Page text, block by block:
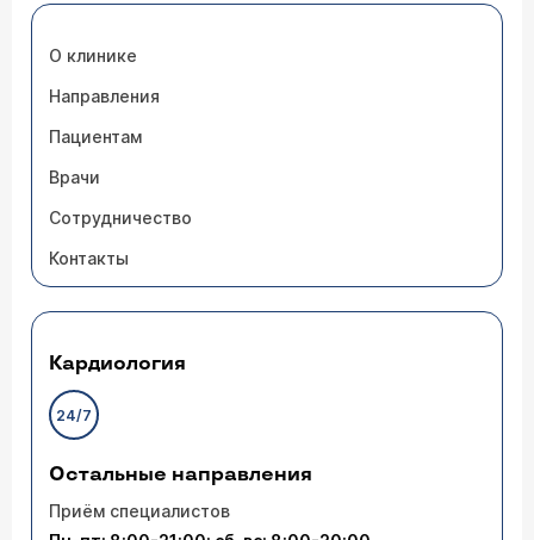
О клинике
Направления
Пациентам
Врачи
Сотрудничество
Контакты
Кардиология
24/7
Остальные направления
Приём специалистов